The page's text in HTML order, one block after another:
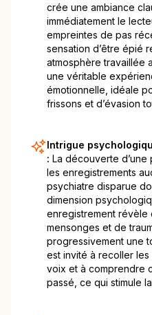
crée une ambiance
immédiatement le
empreintes de pas
sensation d’être épié
atmosphère travaillée
une véritable
émotionnelle, idéale
frissons et d’évasion
Intrigue
: La découverte
les enregistrements
psychiatre disparue
dimension
enregistrement
mensonges et de
progressivement une
est invité à recoller
voix et à comprendre
passé, ce qui stimule